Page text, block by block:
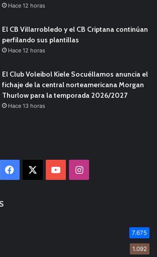
Hace 12 horas
El CB Villarrobledo y el CB Criptana continúan
perfilando sus plantillas
Hace 12 horas
El Club Voleibol Kiele Socuéllamos anuncia el
fichaje de la central norteamericana Morgan
Thurlow para la temporada 2026/2027
Hace 13 horas
Facebook YouTubeInstagram
7.675
1.092